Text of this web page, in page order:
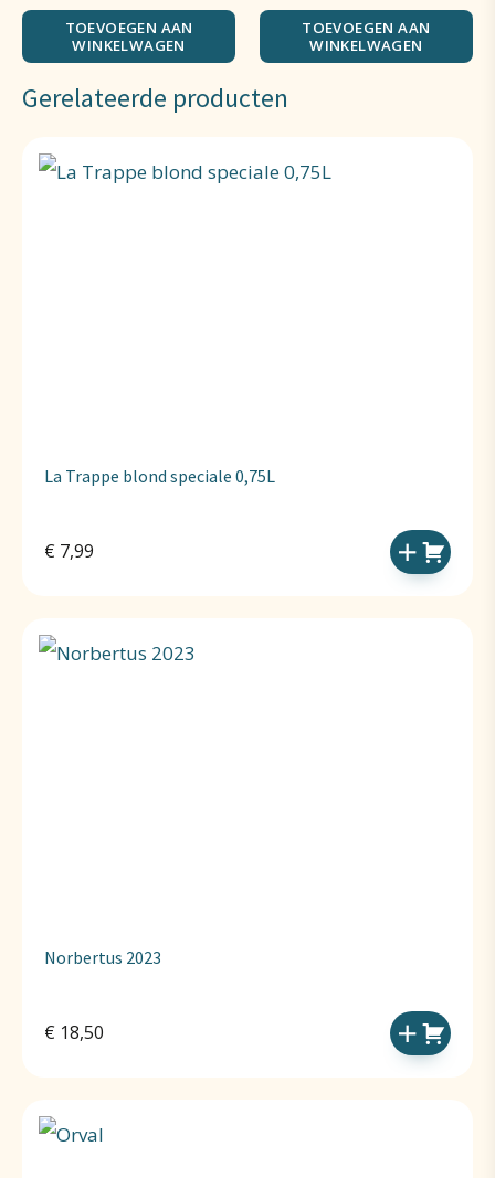
TOEVOEGEN AAN
WINKELWAGEN
TOEVOEGEN AAN
WINKELWAGEN
Gerelateerde producten
La Trappe blond speciale 0,75L
€ 7,99
Norbertus 2023
€ 18,50